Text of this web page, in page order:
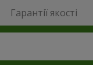
Гарантії якості